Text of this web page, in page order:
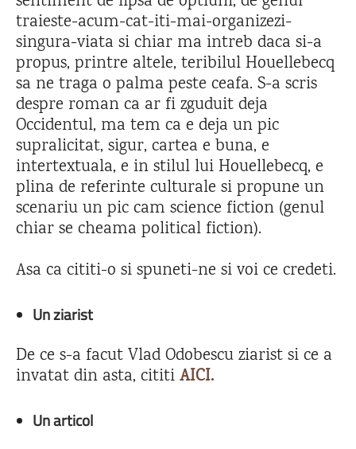
traieste-acum-cat-iti-mai-organizezi-
singura-viata si chiar ma intreb daca si-a
propus, printre altele, teribilul Houellebecq
sa ne traga o palma peste ceafa. S-a scris
despre roman ca ar fi zguduit deja
Occidentul, ma tem ca e deja un pic
supralicitat, sigur, cartea e buna, e
intertextuala, e in stilul lui Houellebecq, e
plina de referinte culturale si propune un
scenariu un pic cam science fiction (genul
chiar se cheama political fiction).
Asa ca cititi-o si spuneti-ne si voi ce credeti.
Un ziarist
De ce s-a facut Vlad Odobescu ziarist si ce a
invatat din asta, cititiAICI.
Un articol